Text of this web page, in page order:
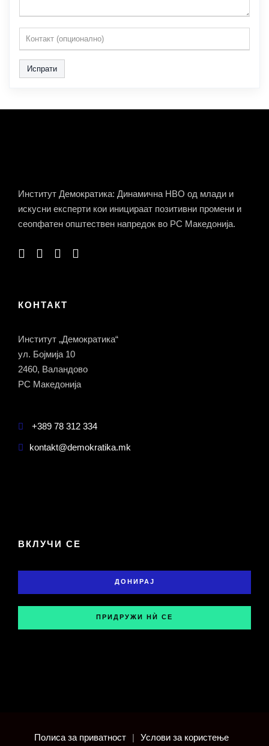
Испрати
Институт Демократика: Динамична НВО од млади и
искусни експерти кои иницираат позитивни промени и
сеопфатен општествен напредок во РС Македонија.
КОНТАКТ
Институт „Демократика“
ул. Бојмија 10
2460, Валандово
РС Македонија
+389 78 312 334
kontakt@demokratika.mk
ВКЛУЧИ СЕ
ДОНИРАЈ
ПРИДРУЖИ НЍ СЕ
Полиса за приватност | Услови за користење